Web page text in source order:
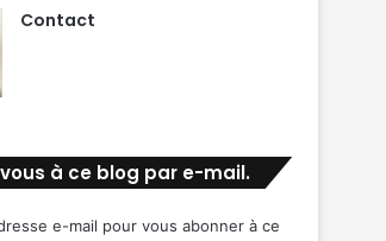
Contact
à ce blog par e-mail.
e-mail pour vous abonner à ce